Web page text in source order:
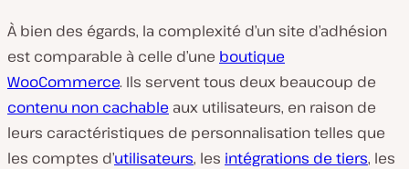
À bien des égards, la complexité d’un site d’adhésion
est comparable à celle d’une boutique
WooCommerce. Ils servent tous deux beaucoup de
contenu non cachable aux utilisateurs, en raison de
leurs caractéristiques de personnalisation telles que
les comptes d’utilisateurs, les intégrations de tiers, les